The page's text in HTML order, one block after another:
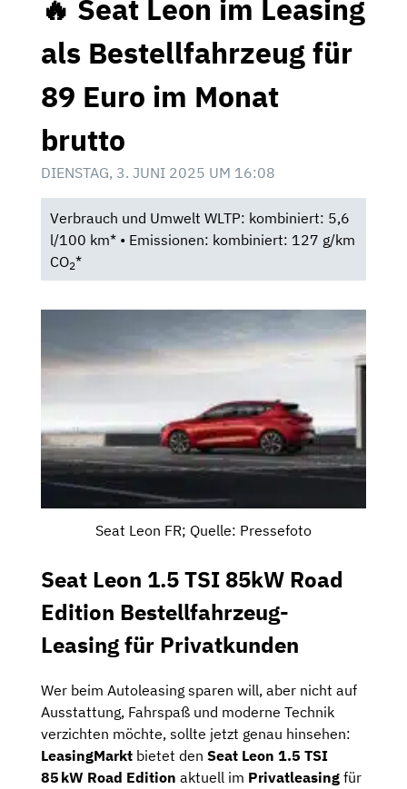
🔥 Seat Leon im Leasing
als Bestellfahrzeug für
89 Euro im Monat
brutto
DIENSTAG, 3. JUNI 2025 UM 16:08
Verbrauch und Umwelt WLTP: kombiniert: 5,6
l/100 km* • Emissionen: kombiniert: 127 g/km
CO2*
Seat Leon FR; Quelle: Pressefoto
Seat Leon 1.5 TSI 85kW Road
Edition Bestellfahrzeug-
Leasing für Privatkunden
Wer beim Autoleasing sparen will, aber nicht auf
Ausstattung, Fahrspaß und moderne Technik
verzichten möchte, sollte jetzt genau hinsehen:
LeasingMarkt bietet den Seat Leon 1.5 TSI
85 kW Road Edition aktuell im Privatleasing für